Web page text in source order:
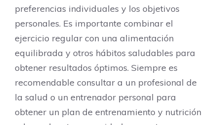
preferencias individuales y los objetivos
personales. Es importante combinar el
ejercicio regular con una alimentación
equilibrada y otros hábitos saludables para
obtener resultados óptimos. Siempre es
recomendable consultar a un profesional de
la salud o un entrenador personal para
obtener un plan de entrenamiento y nutrición